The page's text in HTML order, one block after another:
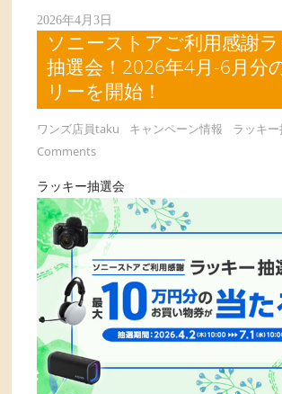
2026年4月3日
ソニーストアご利用感謝
抽選会！2026年4月-6月分
リーを開始！
ワンズ店員taku キャンペーン情報 ラッキ
Comments
ラッキー抽選会